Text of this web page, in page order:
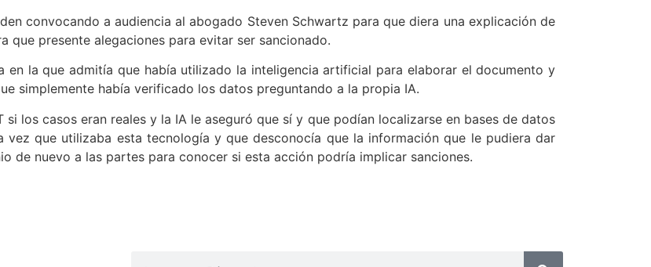
convocando a audiencia al abogado Steven Schwartz para que diera una explicación de
que presente alegaciones para evitar ser sancionado.
en la que admitía que había utilizado la inteligencia artificial para elaborar el documento y
simplemente había verificado los datos preguntando a la propia IA.
los casos eran reales y la IA le aseguró que sí y que podían localizarse en bases de datos
vez que utilizaba esta tecnología y que desconocía que la información que le pudiera dar
de nuevo a las partes para conocer si esta acción podría implicar sanciones.